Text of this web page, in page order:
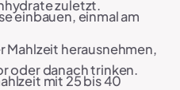
zuletzt.
einbauen, einmal am
Mahlzeit herausnehmen,
oder danach trinken.
mit 25 bis 40